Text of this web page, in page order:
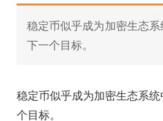
稳定币似乎成为加密生态
下一个目标。
稳定币似乎成为加密生态系
个目标。